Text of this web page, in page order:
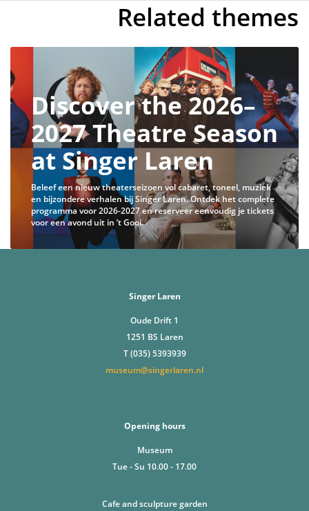
Related themes
Discover the 2026–
2027 Theatre Season
at Singer Laren
Beleef een nieuw theaterseizoen vol cabaret, toneel, muziek
en bijzondere verhalen bij Singer Laren. Ontdek het complete
programma voor 2026-2027 en reserveer eenvoudig je tickets
voor een avond uit in ’t Gooi.
Singer Laren
Oude Drift 1
1251 BS Laren
T (035) 5393939
museum@singerlaren.nl
Opening hours
Museum
Tue - Su 10.00 - 17.00
Cafe and sculpture garden